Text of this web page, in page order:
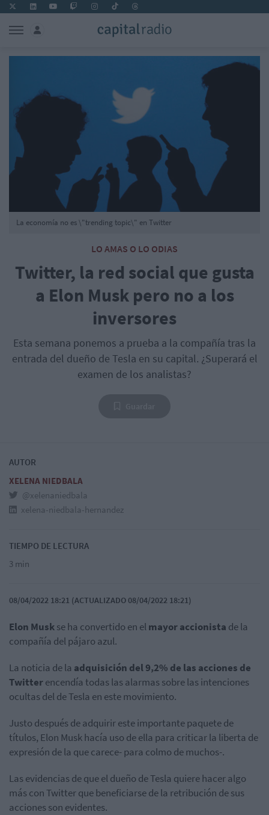
LO AMAS O LO ODIAS
Twitter, la red social que gusta
a Elon Musk pero no a los
inversores
Esta semana ponemos a prueba a la compañía tras la
entrada del dueño de Tesla en su capital. ¿Superará el
examen de los analistas?
La economía no es \"trending topic\" en Twitter
AUTOR
XELENA NIEDBALA
@xelenaniedbala
xelena-niedbala-hernandez
TIEMPO DE LECTURA
3 min
08/04/2022 18:21 (ACTUALIZADO 08/04/2022 18:21)
Elon Muskse ha convertido en elmayor accionista de la
compañía del pájaro azul.
La noticia de la adquisición del 9,2% de las acciones de
Twitterencendía todas las alarmas sobre las intenciones
ocultas del de Tesla en este movimiento.
Justo después de adquirir este importante paquete de
títulos, Elon Musk hacía uso de ella para criticar la liberta de
expresión de la que carece- para colmo de muchos-.
Las evidencias de que el dueño de Tesla quiere hacer algo
más con Twitter que beneficiarse de la retribución de sus
acciones son evidentes.